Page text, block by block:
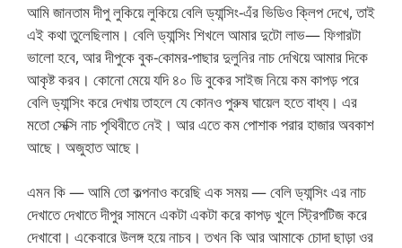
আমি জানতাম দীপু লুকিয়ে লুকিয়ে বেলি ড্যান্সিং-এঁর ভিডিও ক্লিপ দেখে, তাই
এই কথা তুলেছিলাম। বেলি ড্যান্সিং শিখলে আমার দুটো লাভ— ফিগারটা
ভালো হবে, আর দীপুকে বুক-কোমর-পাছার দুলুনির নাচ দেখিয়ে আমার দিকে
আকৃষ্ট করব। কোনো মেয়ে যদি ৪০ ডি বুকের সাইজ নিয়ে কম কাপড় পরে
বেলি ড্যান্সিং করে দেখায় তাহলে যে কোনও পুরুষ ঘায়েল হতে বাধ্য। এর
মতো সেক্সি নাচ পৃথিবীতে নেই। আর এতে কম পোশাক পরার হাজার অবকাশ
আছে। অজুহাত আছে।
এমন কি — আমি তো কল্পনাও করেছি এক সময় — বেলি ড্যান্সিং এর নাচ
দেখাতে দেখাতে দীপুর সামনে একটা একটা করে কাপড় খুলে স্ট্রিপটিজ করে
দেখাবো। একেবারে উলঙ্গ হয়ে নাচব। তখন কি আর আমাকে চোদা ছাড়া ওর